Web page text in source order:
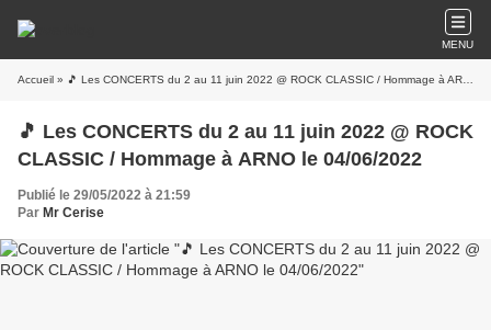
MENU
Accueil » 🎵 Les CONCERTS du 2 au 11 juin 2022 @ ROCK CLASSIC / Hommage à ARNO le 04/06/2022
🎵 Les CONCERTS du 2 au 11 juin 2022 @ ROCK
CLASSIC / Hommage à ARNO le 04/06/2022
Publié le 29/05/2022 à 21:59
Par Mr Cerise